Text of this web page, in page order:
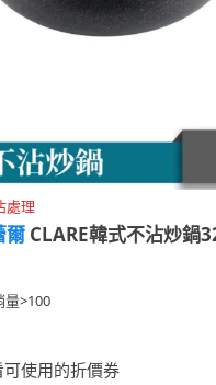
處理
爾 CLARE韓式不沾炒鍋
量>100
可使用的折價券